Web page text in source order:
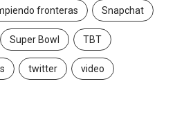
fronteras Snapchat
Super Bowl TBT
twitter video